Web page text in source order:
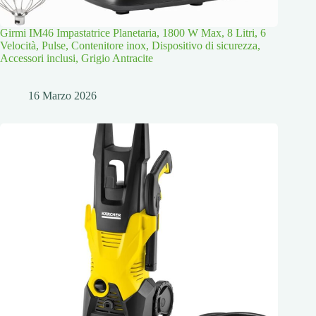
Girmi IM46 Impastatrice Planetaria, 1800 W Max, 8 Litri, 6
Velocità, Pulse, Contenitore inox, Dispositivo di sicurezza,
Accessori inclusi, Grigio Antracite
16 Marzo 2026